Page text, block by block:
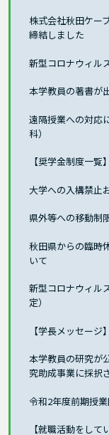
株式会社秋田ケー
締結しました
新型コロナウィル
本学教員の著書が
遠隔授業への対応
科）
【奨学金制度一覧
大学への入構禁止
県外等への移動制
秋田県からの臨時
いて
新型コロナウィル
定）
【学長メッセー
本学教員の研究が
究助成事業に採択
令和2年度前期授
【就職活動をし